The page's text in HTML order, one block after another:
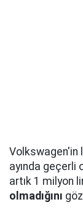
Volkswagen'in
ayında
artık 1 milyon
olmadığını